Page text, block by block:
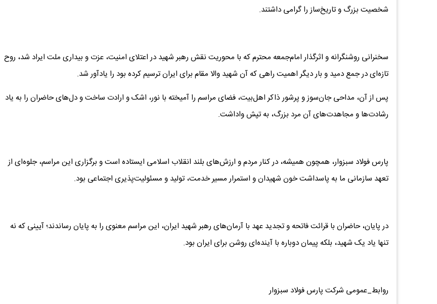
شخصیت بزرگ و تاریخ‌ساز را گرامی داشتند.
سخنرانی روشنگرانه و اثرگذار امام‌جمعه محترم که با محوریت نقش رهبر شهید در اعتلای امنیت، عزت و بیداری ملت ایراد شد، روح
تازه‌ای در جمع دمید و بار دیگر اهمیت راهی که آن شهید والا مقام برای ایران ترسیم کرده بود را یادآور شد.
پس از آن، مداحی جان‌سوز و پرشور ذاکر اهل‌بیت، فضای مراسم را آمیخته با نور، اشک و ارادت ساخت و دل‌های حاضران را به یاد
رشادت‌ها و مجاهدت‌های آن مرد بزرگ، به تپش واداشت.
پارس فولاد سبزوار، همچون همیشه، در کنار مردم و ارزش‌های بلند انقلاب اسلامی ایستاده است و برگزاری این مراسم، جلوه‌ای از
تعهد سازمانی ما به پاسداشت خون شهیدان و استمرار مسیر خدمت، تولید و مسئولیت‌پذیری اجتماعی بود.
در پایان، حاضران با قرائت فاتحه و تجدید عهد با آرمان‌های رهبر شهید ایران، این مراسم معنوی را به پایان رساندند؛ آیینی که نه
تنها یاد یک شهید، بلکه پیمان دوباره با آینده‌ای روشن برای ایران بود.
روابط_عمومی شرکت پارس فولاد سبزوار